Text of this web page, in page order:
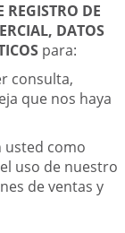
REGISTRO DE
DATOS
para:
consulta,
que nos haya
usted como
uso de nuestro
de ventas y